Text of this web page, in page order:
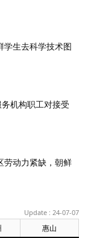
学生去科学技术图
机构职工对接受
劳动力紧缺，朝鲜
Update : 24-07-07
惠山